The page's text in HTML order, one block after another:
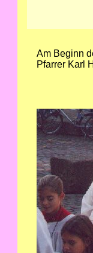
Am Beginn
Pfarrer Karl